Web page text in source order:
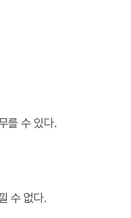
를 수 있다.
수 없다.